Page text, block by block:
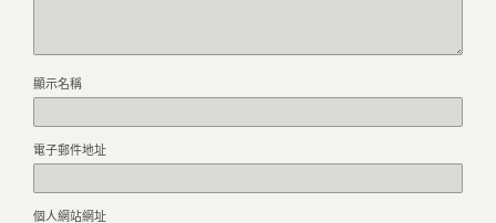
顯示名稱
電子郵件地址
個人網站網址